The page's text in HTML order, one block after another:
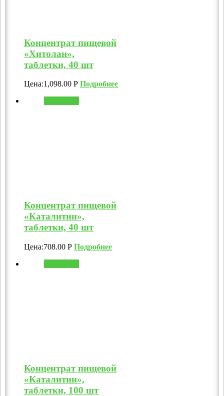
Концентрат пищевой
«Хитолан»,
таблетки, 40 шт
Цена:1,098.00 Р Подробнее
Концентрат пищевой
«Каталитин»,
таблетки, 40 шт
Цена:708.00 Р Подробнее
Концентрат пищевой
«Каталитин»,
таблетки, 100 шт